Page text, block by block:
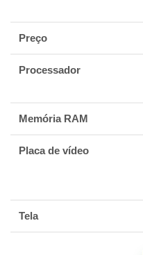
Preço
Processador
Memória RAM
Placa de vídeo
Tela